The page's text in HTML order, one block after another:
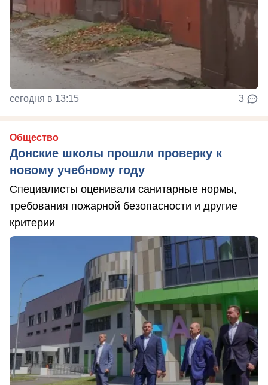
сегодня в 13:15 3
Общество
Донские школы прошли проверку к
новому учебному году
Специалисты оценивали санитарные нормы,
требования пожарной безопасности и другие
критерии